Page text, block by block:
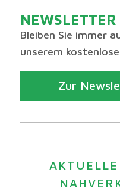
NEWSLETTER
Bleiben Sie immer
unserem
Zur